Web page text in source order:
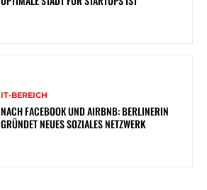
IT-BEREICH
NACH FACEBOOK UND AIRBNB: BERLINERIN
GRÜNDET NEUES SOZIALES NETZWERK